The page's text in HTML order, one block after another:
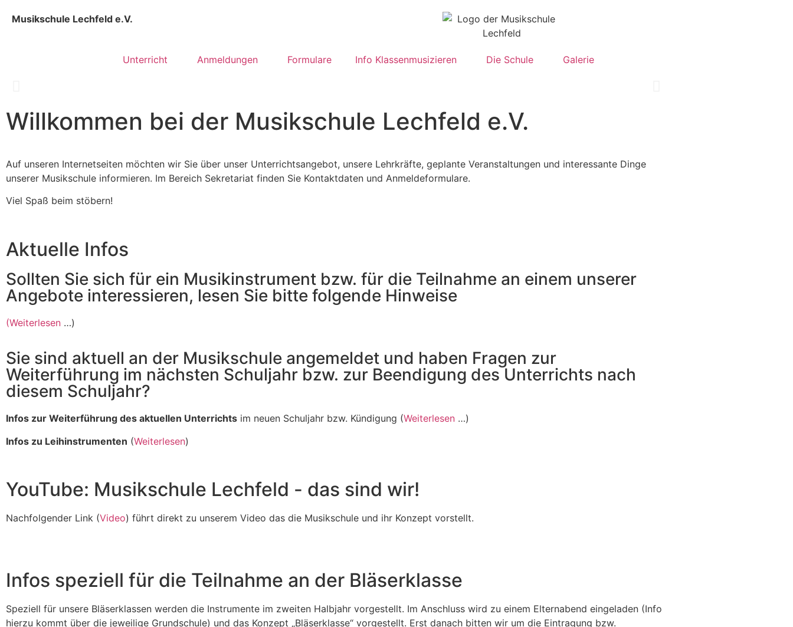
Musikschule Lechfeld e.V.
Unterricht Anmeldungen Formulare Info Klassenmusizieren Die Schule Galerie
Willkommen bei der Musikschule Lechfeld e.V.
Auf unseren Internetseiten möchten wir Sie über unser Unterrichtsangebot, unsere Lehrkräfte, geplante Veranstaltungen und interessante Dinge
unserer Musikschule informieren. Im Bereich Sekretariat finden Sie Kontaktdaten und Anmeldeformulare.
Viel Spaß beim stöbern!
Aktuelle Infos
Sollten Sie sich für ein Musikinstrument bzw. für die Teilnahme an einem unserer
Angebote interessieren, lesen Sie bitte folgende Hinweise
(Weiterlesen …)
Sie sind aktuell an der Musikschule angemeldet und haben Fragen zur
Weiterführung im nächsten Schuljahr bzw. zur Beendigung des Unterrichts nach
diesem Schuljahr?
Infos zur Weiterführung des aktuellen Unterrichts im neuen Schuljahr bzw. Kündigung (Weiterlesen …)
Infos zu Leihinstrumenten (Weiterlesen)
YouTube: Musikschule Lechfeld - das sind wir!
Nachfolgender Link (Video) führt direkt zu unserem Video das die Musikschule und ihr Konzept vorstellt.
Infos speziell für die Teilnahme an der Bläserklasse
Speziell für unsere Bläserklassen werden die Instrumente im zweiten Halbjahr vorgestellt. Im Anschluss wird zu einem Elternabend eingeladen (Info
hierzu kommt über die jeweilige Grundschule) und das Konzept „Bläserklasse“ vorgestellt. Erst danach bitten wir um die Eintragung bzw.